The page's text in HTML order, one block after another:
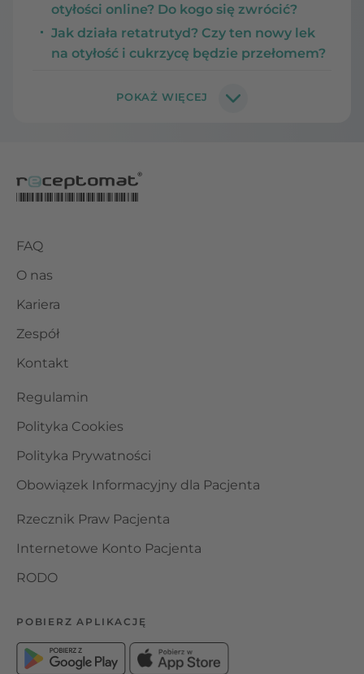
otyłości online? Do kogo się zwrócić?
Jak działa retatrutyd? Czy ten nowy lek
na otyłość i cukrzycę będzie przełomem?
FAQ
O nas
Kariera
Zespół
Kontakt
Regulamin
Polityka Cookies
Polityka Prywatności
Obowiązek Informacyjny dla Pacjenta
Rzecznik Praw Pacjenta
Internetowe Konto Pacjenta
RODO
POBIERZ APLIKACJĘ